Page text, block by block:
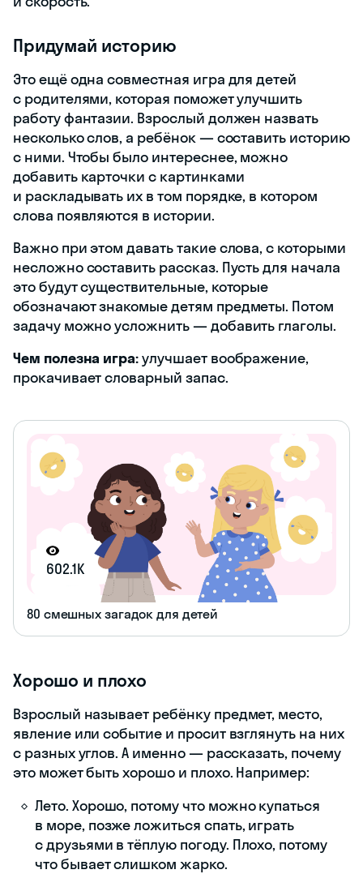
Придумай историю
Это ещё одна совместная игра для детей
с родителями, которая поможет улучшить
работу фантазии. Взрослый должен назвать
несколько слов, а ребёнок — составить историю
с ними. Чтобы было интереснее, можно
добавить карточки с картинками
и раскладывать их в том порядке, в котором
слова появляются в истории.
Важно при этом давать такие слова, с которыми
несложно составить рассказ. Пусть для начала
это будут существительные, которые
обозначают знакомые детям предметы. Потом
задачу можно усложнить — добавить глаголы.
Чем полезна игра:улучшает воображение,
прокачивает словарный запас.
602.1K
80 смешных загадок для детей
Хорошо и плохо
Взрослый называет ребёнку предмет, место,
явление или событие и просит взглянуть на них
с разных углов. А именно — рассказать, почему
это может быть хорошо и плохо. Например:
Лето. Хорошо, потому что можно купаться
в море, позже ложиться спать, играть
с друзьями в тёплую погоду. Плохо, потому
что бывает слишком жарко.